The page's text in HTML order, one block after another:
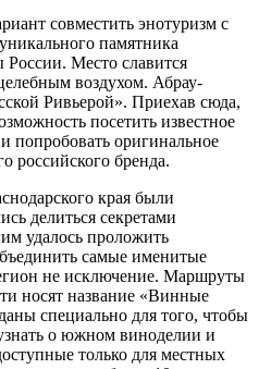
совместить энотуризм с
памятника
Место славится
воздухом. Абрау-
Ривьерой». Приехав сюда,
посетить известное
попробовать оригинальное
российского бренда.
края были
делиться секретами
удалось проложить
самые именитые
не исключение. Маршруты
носят название «Винные
специально для того, чтобы
о южном виноделии и
только для местных